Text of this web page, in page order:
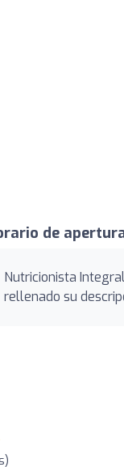
de
Nutricionista
rellenado su